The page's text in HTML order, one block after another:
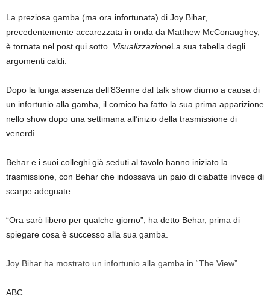
La preziosa gamba (ma ora infortunata) di Joy Bihar,
precedentemente accarezzata in onda da Matthew McConaughey,
è tornata nel post qui sotto. VisualizzazioneLa sua tabella degli
argomenti caldi.
Dopo la lunga assenza dell’83enne dal talk show diurno a causa di
un infortunio alla gamba, il comico ha fatto la sua prima apparizione
nello show dopo una settimana all’inizio della trasmissione di
venerdì.
Behar e i suoi colleghi già seduti al tavolo hanno iniziato la
trasmissione, con Behar che indossava un paio di ciabatte invece di
scarpe adeguate.
“Ora sarò libero per qualche giorno”, ha detto Behar, prima di
spiegare cosa è successo alla sua gamba.
Joy Bihar ha mostrato un infortunio alla gamba in “The View”.
ABC